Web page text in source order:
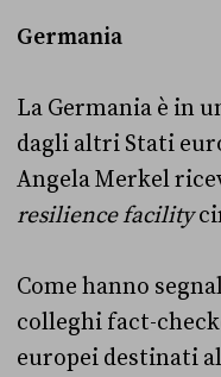
Germania
La Germania è in
dagli altri Stati
Angela Merkel
resilience facility
Come hanno
colleghi fact-
europei destinati